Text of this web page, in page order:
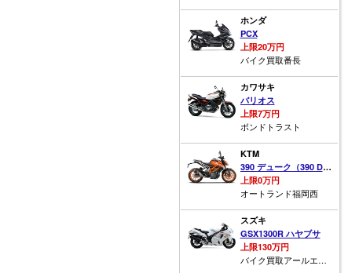
ホンダ
PCX
上限20万円
バイク買取番長
カワサキ
バリオス
上限7万円
ボンドトラスト
KTM
390 デューク（390 DUKE）
上限0万円
オートランド福岡西
スズキ
GSX1300R ハヤブサ
上限130万円
バイク買取アールエス福山